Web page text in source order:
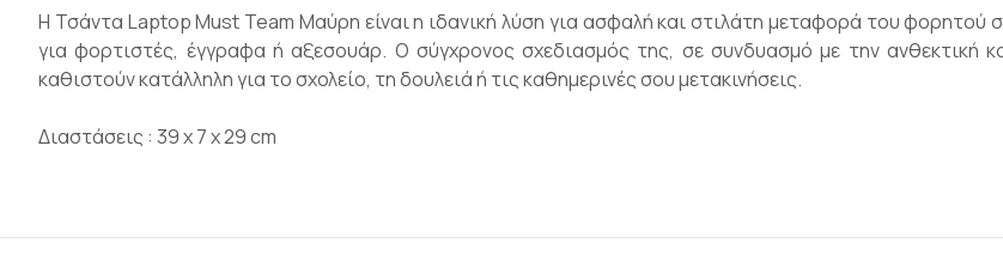
Η Τσάντα Laptop Must Team Μαύρη είναι η ιδανική λύση για ασφαλή και στιλάτη μεταφορά του φορητού
για φορτιστές, έγγραφα ή αξεσουάρ. Ο σύγχρονος σχεδιασμός της, σε συνδυασμό με την ανθεκτική
καθιστούν κατάλληλη για το σχολείο, τη δουλειά ή τις καθημερινές σου μετακινήσεις.
Διαστάσεις : 39 x 7 x 29 cm